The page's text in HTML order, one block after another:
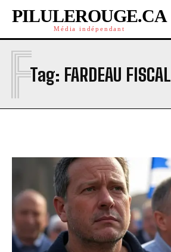
PILULEROUGE.CA
Média indépendant
Tag: FARDEAU FISCAL
F